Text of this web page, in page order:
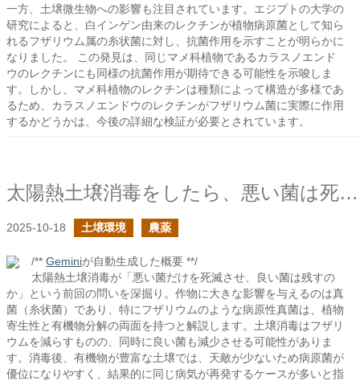
一方、土壌微生物への影響も注目されています。エジプトの大学の
研究によると、白インゲン由来のレクチンが植物病原菌として知ら
れるフザリウム属の糸状菌に対し、抗菌作用を示すことが明らかに
なりました。 この発見は、同じマメ科植物であるカラスノエンド
ウのレクチンにも同様の抗菌作用が期待できる可能性を示唆しま
す。しかし、マメ科植物のレクチンは種類によって構造が多様であ
るため、カラスノエンドウのレクチンがフザリウム菌に実際に作用
するかどうかは、今後の詳細な検証が必要とされています。
太陽熱土壌消毒をしたら、悪い菌は死滅し、良い菌は生き残るのか？の続き
2025-10-18 土壌環境 農薬
/** Geminiが自動生成した概要 **/
太陽熱土壌消毒が「悪い菌だけを死滅させ、良い菌は残すの
か」という前回の問いを深掘り。作物に大きな影響を与えるのは真
菌（糸状菌）であり、特にフザリウムのような病原性真菌は、植物
寄生性と有機物分解の両面を持つと解説します。土壌消毒はフザリ
ウムを減らすものの、同時に良い菌も減少させる可能性がありま
す。消毒後、有機物が豊富な土壌では、天敵が少ないため病原菌が
優位になりやすく、結果的に同じ病気が再発するケースが多いと指